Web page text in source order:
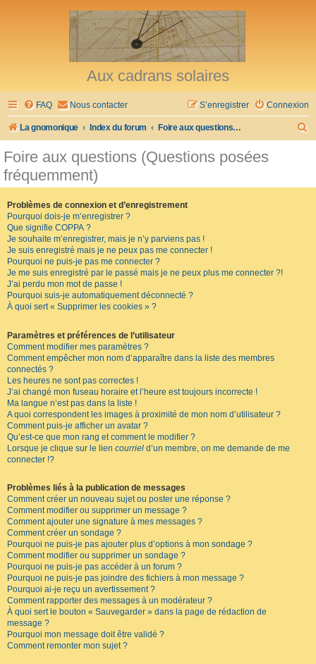
Aux cadrans solaires
FAQ Nous contacter Connexion
S’enregistrer
La gnomonique Index du forum Foire aux questions (Questions posées fréquemment)
Foire aux questions (Questions posées
fréquemment)
Problèmes de connexion et d’enregistrement
Pourquoi dois-je m’enregistrer ?
Que signifie COPPA ?
Je souhaite m’enregistrer, mais je n’y parviens pas !
Je suis enregistré mais je ne peux pas me connecter !
Pourquoi ne puis-je pas me connecter ?
Je me suis enregistré par le passé mais je ne peux plus me connecter ?!
J’ai perdu mon mot de passe !
Pourquoi suis-je automatiquement déconnecté ?
À quoi sert « Supprimer les cookies » ?
Paramètres et préférences de l’utilisateur
Comment modifier mes paramètres ?
Comment empêcher mon nom d’apparaître dans la liste des membres
connectés ?
Les heures ne sont pas correctes !
J’ai changé mon fuseau horaire et l’heure est toujours incorrecte !
Ma langue n’est pas dans la liste !
A quoi correspondent les images à proximité de mon nom d’utilisateur ?
Comment puis-je afficher un avatar ?
Qu’est-ce que mon rang et comment le modifier ?
Lorsque je clique sur le lien courriel d’un membre, on me demande de me
connecter !?
Problèmes liés à la publication de messages
Comment créer un nouveau sujet ou poster une réponse ?
Comment modifier ou supprimer un message ?
Comment ajouter une signature à mes messages ?
Comment créer un sondage ?
Pourquoi ne puis-je pas ajouter plus d’options à mon sondage ?
Comment modifier ou supprimer un sondage ?
Pourquoi ne puis-je pas accéder à un forum ?
Pourquoi ne puis-je pas joindre des fichiers à mon message ?
Pourquoi ai-je reçu un avertissement ?
Comment rapporter des messages à un modérateur ?
À quoi sert le bouton « Sauvegarder » dans la page de rédaction de
message ?
Pourquoi mon message doit être validé ?
Comment remonter mon sujet ?